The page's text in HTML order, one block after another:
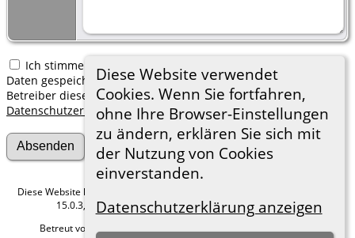
Diese Website verwendet
Cookies. Wenn Sie fortfahren,
ohne Ihre Browser-Einstellungen
zu ändern, erklären Sie sich mit
der Nutzung von Cookies
einverstanden.
Datenschutzerklärung anzeigen
Ich stimme zu, dass meine hier erfassten persönlichen
Daten gespeichert werden. Ich verstehe, dass ich jederzeit den
Betreiber dieser Website bitten kann, diese Daten zu löschen.
Datenschutzerklärung
Diese Website läuft mit
15.0.3, programmiert von Darrin Lythgoe © 2001-2026.
Betreut von